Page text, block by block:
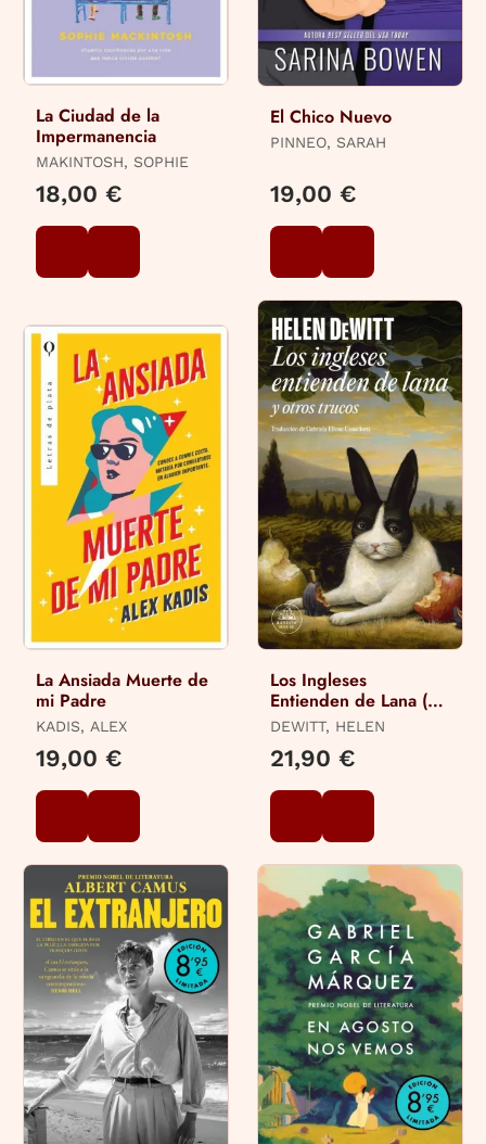
La Ciudad de la
Impermanencia
MAKINTOSH, SOPHIE
18,00 €
El Chico Nuevo
PINNEO, SARAH
19,00 €
La Ansiada Muerte de
mi Padre
KADIS, ALEX
19,00 €
Los Ingleses
Entienden de Lana (Y
Otros Trucos)
DEWITT, HELEN
21,90 €